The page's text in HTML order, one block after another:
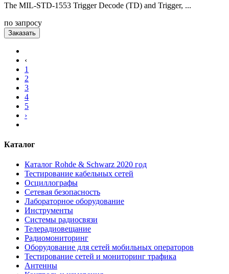
The MIL-STD-1553 Trigger Decode (TD) and Trigger, ...
по запросу
Заказать
‹
1
2
3
4
5
›
Каталог
Каталог Rohde & Schwarz 2020 год
Тестирование кабельных сетей
Осциллографы
Сетевая безопасность
Лабораторное оборудование
Инструменты
Системы радиосвязи
Телерадиовещание
Радиомониторинг
Оборудование для сетей мобильных операторов
Тестирование сетей и мониторинг трафика
Антенны